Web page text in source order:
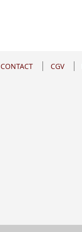
CONTACT CGV